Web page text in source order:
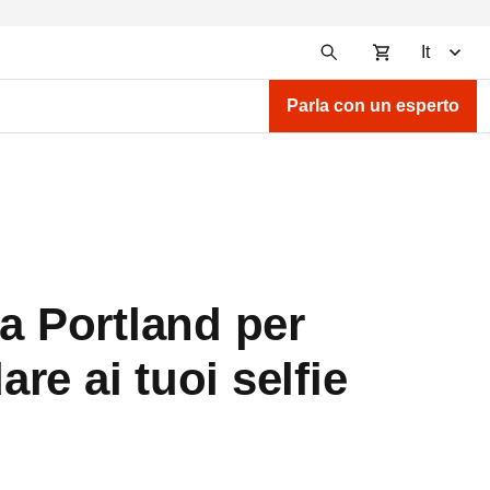
It
Parla con un esperto
Portland per
ai tuoi selfie